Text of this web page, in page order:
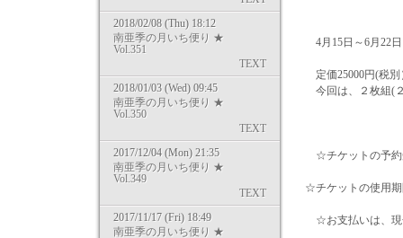
2018/02/08 (Thu) 18:12
南亜季の月いち便り ★
Vol.351
TEXT
2018/01/03 (Wed) 09:45
南亜季の月いち便り ★
Vol.350
TEXT
2017/12/04 (Mon) 21:35
南亜季の月いち便り ★
Vol.349
TEXT
2017/11/17 (Fri) 18:49
南亜季の月いち便り ★
4月15日～6月22
定価25000円(税
今回は、２枚組(
☆チケットの予約
☆チケットの使用
☆お支払いは、現